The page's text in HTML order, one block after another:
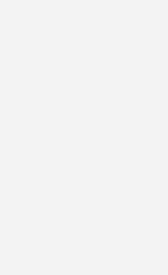
M., Wilby, M.,
of predictors
back and leg